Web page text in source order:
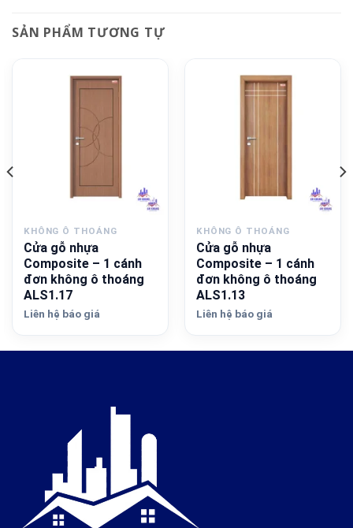
SẢN PHẨM TƯƠNG TỰ
KHÔNG Ô THOÁNG
Cửa gỗ nhựa
Composite – 1 cánh
đơn không ô thoáng
ALS1.17
Liên hệ báo giá
KHÔNG Ô THOÁNG
Cửa gỗ nhựa
Composite – 1 cánh
đơn không ô thoáng
ALS1.13
Liên hệ báo giá